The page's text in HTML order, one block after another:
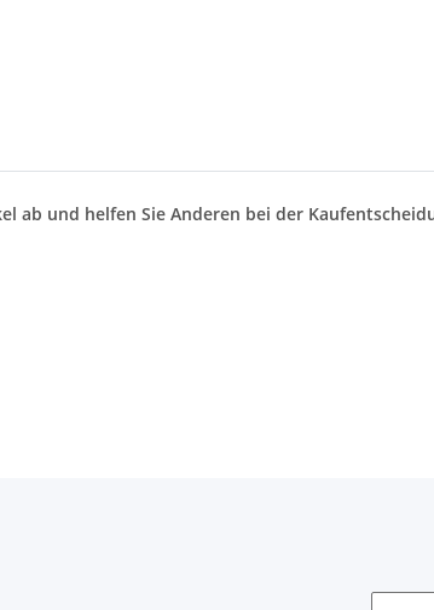
ab und helfen Sie Anderen bei der